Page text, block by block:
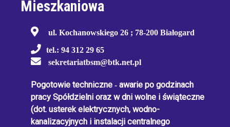
Mieszkaniowa
ul. Kochanowskiego 26 ; 78-200 Białogard
tel.: 94 312 29 65
sekretariatbsm@btk.net.pl
Pogotowie techniczne - awarie po godzinach
pracy Spółdzielni oraz w dni wolne i świąteczne
(dot. usterek elektrycznych, wodno-
kanalizacyjnych i instalacji centralnego